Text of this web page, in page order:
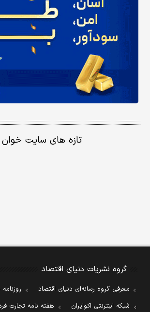
تازه های سایت خوان
گروه نشریات دنیای اقتصاد
معرفی گروه رسانه‌ای دنیای اقتصاد
شبکه اینترنتی اکوایران
هفته نامه تجارت